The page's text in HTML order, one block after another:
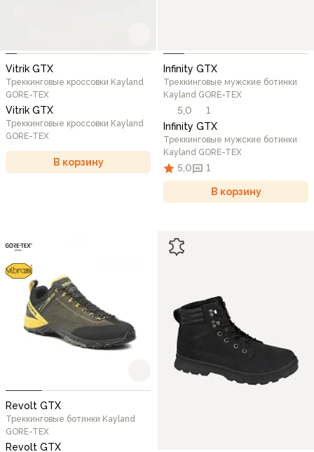
Vitrik GTX
Треккинговые кроссовки Kayland
GORE-TEX
Vitrik GTX
Треккинговые кроссовки Kayland
GORE-TEX
В корзину
Infinity GTX
Треккинговые мужские ботинки
Kayland GORE-TEX
5,0
1
Infinity GTX
Треккинговые мужские ботинки
Kayland GORE-TEX
5,0 1
В корзину
Revolt GTX
Треккинговые ботинки Kayland
GORE-TEX
Revolt GTX